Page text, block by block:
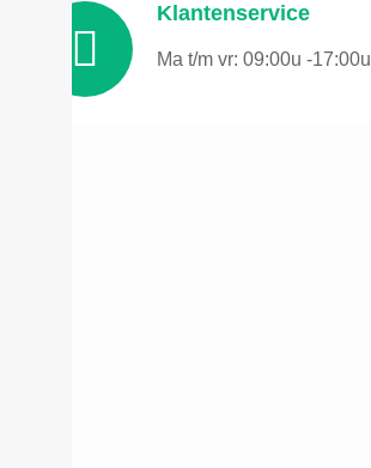
Klantenservice
Ma t/m vr: 09:00u -17:00u